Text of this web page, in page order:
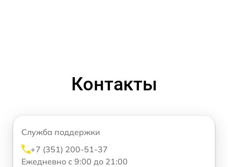
Контакты
Служба поддержки
+7 (351) 200-51-37
Ежедневно с 9:00 до 21:00